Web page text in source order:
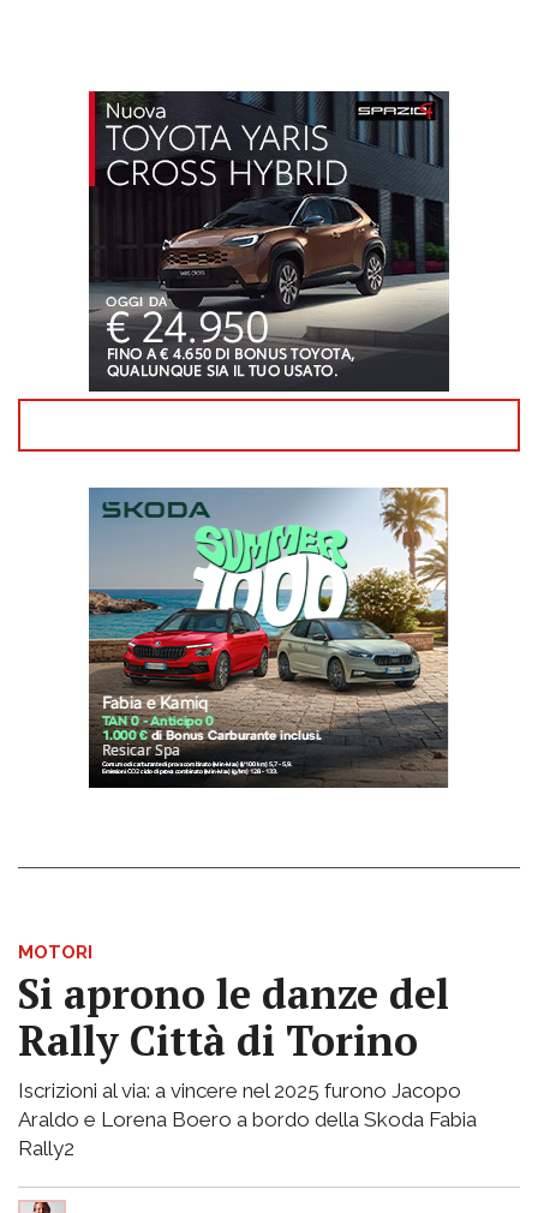
MOTORI
Si aprono le danze del
Rally Città di Torino
Iscrizioni al via: a vincere nel 2025 furono Jacopo
Araldo e Lorena Boero a bordo della Skoda Fabia
Rally2